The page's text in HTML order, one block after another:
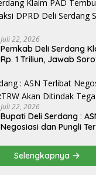
Juli 22, 2026
Pemkab Deli Serdang
Rp. 1 Triliun, Jawab
Juli 22, 2026
Bupati Deli Serdang :
Negosiasi dan Pungli
Selengkapnya